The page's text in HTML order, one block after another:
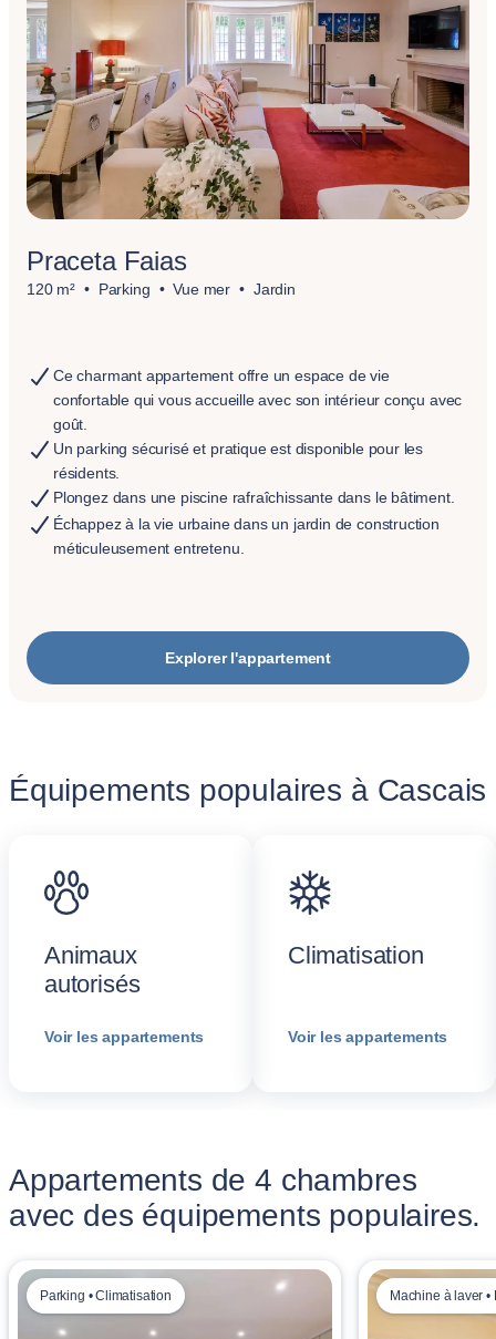
Praceta Faias
120 m² Parking Vue mer Jardin
Ce charmant appartement offre un espace de vie
confortable qui vous accueille avec son intérieur conçu avec
goût.
Un parking sécurisé et pratique est disponible pour les
résidents.
Plongez dans une piscine rafraîchissante dans le bâtiment.
Échappez à la vie urbaine dans un jardin de construction
méticuleusement entretenu.
Explorer l'appartement
Équipements populaires à Cascais
Animaux
autorisés
Voir les appartements
Climatisation
Voir les appartements
Appartements de 4 chambres
avec des équipements populaires.
Parking • Climatisation Machine à laver •